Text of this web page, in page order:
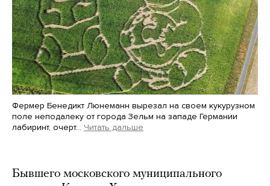
Фермер Бенедикт Люнеманн вырезал на своем кукурузном
поле неподалеку от города Зельм на западе Германии
лабиринт, очерт… Читать дальше
Бывшего московского муниципального